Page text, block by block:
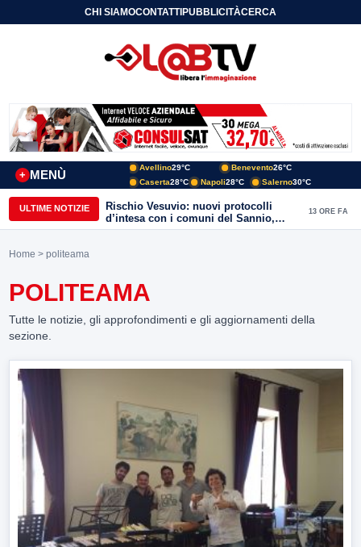
CHI SIAMOCONTATTIPUBBLICITÀCERCA
MENÙ
+
Avellino29°C Benevento26°C
Caserta28°C Napoli28°C Salerno30°C
ULTIME NOTIZIE
Rischio Vesuvio: nuovi protocolli
d’intesa con i comuni del Sannio,
firmato il protocollo con Arpaise
13 ORE FA
Home > politeama
POLITEAMA
Tutte le notizie, gli approfondimenti e gli aggiornamenti della
sezione.